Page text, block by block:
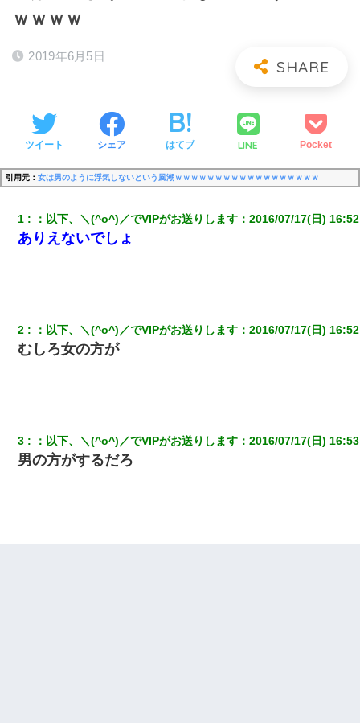
ｗｗｗｗ
2019年6月5日
ツイート シェア はてブ LINE Pocket
引用元： 女は男のように浮気しないという風潮ｗｗｗｗｗｗｗｗｗｗｗｗｗｗｗｗｗｗ
1 ： 以下、＼(^o^)／でVIPがお送りします ：2016/07/17(日)
ありえないでしょ
2 ： 以下、＼(^o^)／でVIPがお送りします ：2016/07/17(日)
むしろ女の方が
3 ： 以下、＼(^o^)／でVIPがお送りします ：2016/07/17(日)
男の方がするだろ